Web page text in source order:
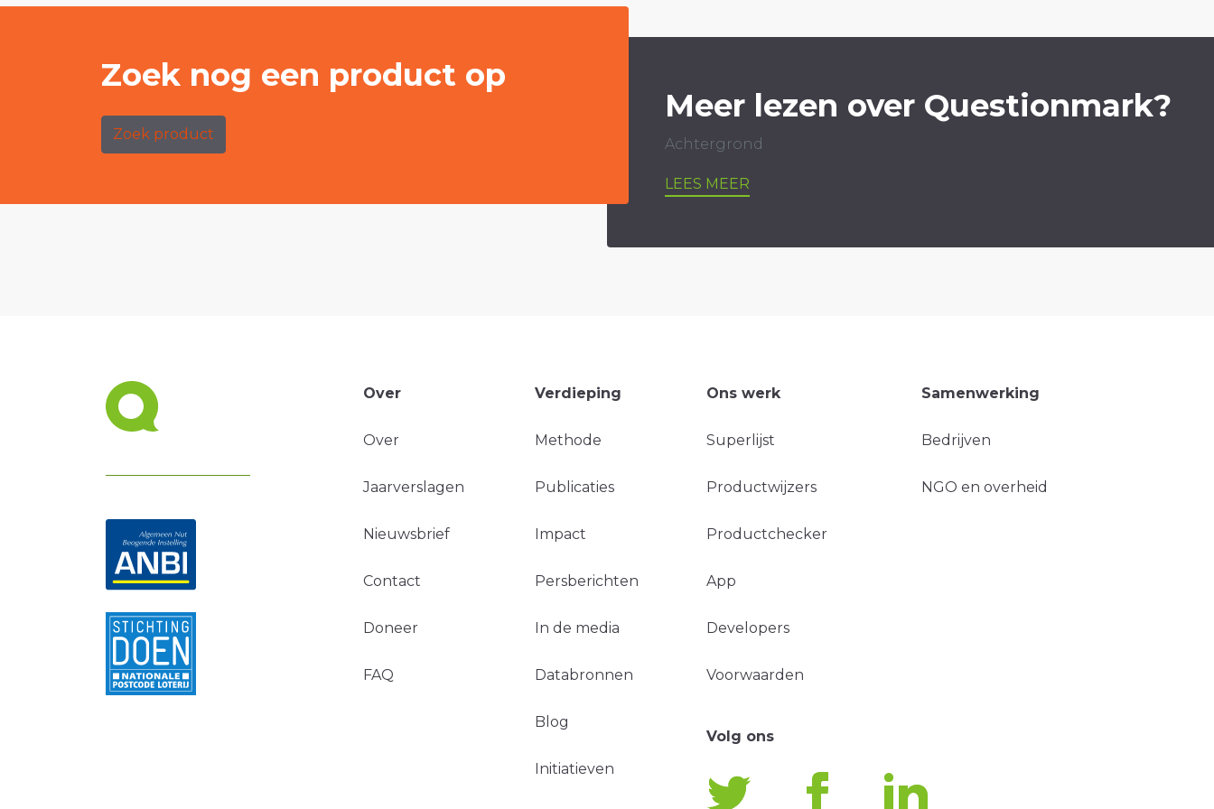
Zoek nog een product op
Zoek product
Meer lezen over Questionmark?
Achtergrond
LEES MEER
Over
Over
Jaarverslagen
Nieuwsbrief
Contact
Doneer
FAQ
Verdieping
Methode
Publicaties
Impact
Persberichten
In de media
Databronnen
Blog
Initiatieven
Ons werk
Superlijst
Productwijzers
Productchecker
App
Developers
Voorwaarden
Samenwerking
Bedrijven
NGO en overheid
Volg ons